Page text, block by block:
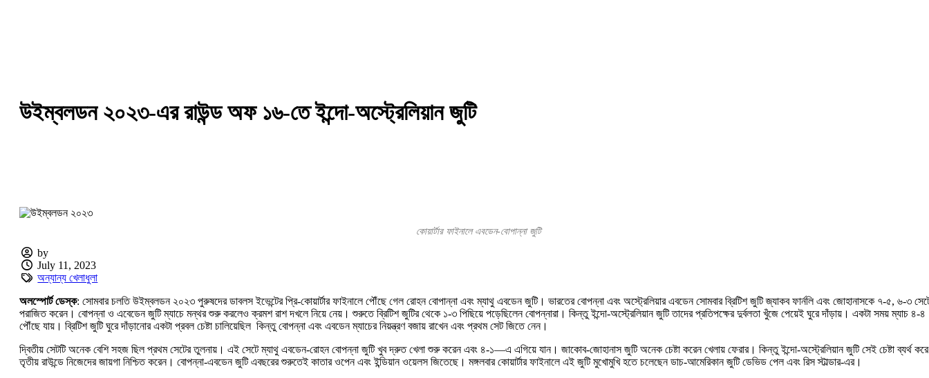
উইম্বলডন ২০২৩-এর রাউন্ড অফ ১৬-তে ইন্দো-অস্ট্রেলিয়ান জুটি
কোয়ার্টার ফাইনালে এবডেন-বোপান্না জুটি
by
July 11, 2023
অন্যান্য খেলাধুলা
অলস্পোর্ট ডেস্ক: সোমবার চলতি উইম্বলডন ২০২৩ পুরুষদের ডাবলস ইভেন্টের প্রি-কোয়ার্টার ফাইনালে পৌঁছে গেল রোহন বোপান্না এবং ম্যাথু এবডেন জুটি। ভারতের বোপন্না এবং অস্ট্রেলিয়ার এবডেন সোমবার ব্রিটিশ জুটি জ্যাকব ফার্নলি এবং জোহানাসকে ৭-৫, ৬-৩
পরাজিত করেন। বোপন্না ও এবেডেন জুটি ম্যাচে মন্থর শুরু করলেও ক্রমশ রাশ দখলে নিয়ে নেয়। শুরুতে ব্রিটিশ জুটির থেকে ১-৩ পিছিয়ে পড়েছিলেন বোপন্নারা। কিন্তু ইন্দো-অস্ট্রেলিয়ান জুটি তাদের প্রতিপক্ষের দুর্বলতা খুঁজে পেয়েই ঘুরে দাঁড়ায়। একটা সময় ম্যাচ ৪-৪
পৌঁছে যায়। ব্রিটিশ জুটি ঘুরে দাঁড়ানোর একটা প্রবল চেষ্টা চালিয়েছিল কিন্তু বোপন্না এবং এবডেন ম্যাচের নিয়ন্ত্রণ বজায় রাখেন এবং প্রথম সেট জিতে নেন।
দ্বিতীয় সেটটি অনেক বেশি সহজ ছিল প্রথম সেটের তুলনায়। এই সেটে ম্যাথু এবডেন-রোহন বোপন্না জুটি খুব দ্রুত খেলা শুরু করেন এবং ৪-১—এ এগিয়ে যান। জাকোব-জোহানাস জুটি অনেক চেষ্টা করেন খেলায় ফেরার। কিন্তু ইন্দো-অস্ট্রেলিয়ান জুটি সেই চেষ্টা ব্যর্থ করে
তৃতীয় রাউন্ডে নিজেদের জায়গা নিশ্চিত করেন। বোপন্না-এবডেন জুটি এবছরের শুরুতেই কাতার ওপেন এবং ইন্ডিয়ান ওয়েলস জিতেছে। মঙ্গলবার কোয়ার্টার ফাইনালে এই জুটি মুখোমুখি হতে চলেছেন ডাচ-আমেরিকান জুটি ডেভিড পেল এবং রিস স্টাল্ডার-এর।